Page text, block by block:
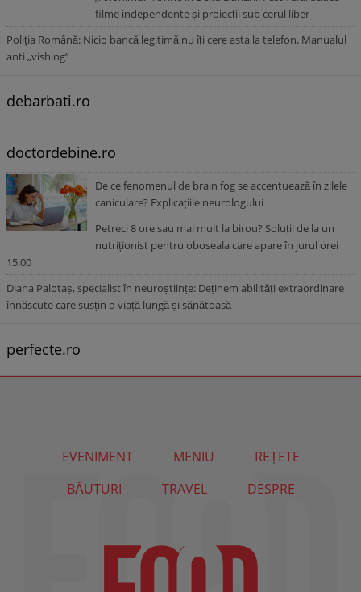
filme independente și proiecții sub cerul liber
Poliția Română: Nicio bancă legitimă nu îți cere asta la telefon. Manualul
anti „vishing”
debarbati.ro
doctordebine.ro
De ce fenomenul de brain fog se accentuează în zilele
caniculare? Explicațiile neurologului
Petreci 8 ore sau mai mult la birou? Soluții de la un
nutriționist pentru oboseala care apare în jurul orei
15:00
Diana Palotaș, specialist în neuroștiințe: Deținem abilități extraordinare
înnăscute care susțin o viață lungă și sănătoasă
perfecte.ro
EVENIMENT MENIU
REȚETE
BĂUTURI
TRAVEL DESPRE